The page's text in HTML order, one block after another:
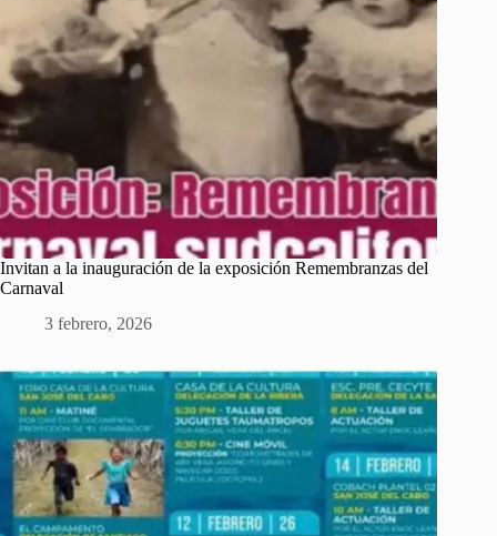
Invitan a la inauguración de la exposición Remembranzas del
Carnaval
3 febrero, 2026